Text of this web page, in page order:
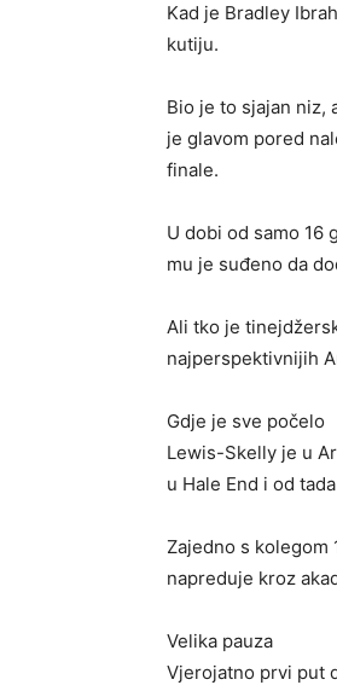
Kad je Bradley
kutiju.
Bio je to sjajan niz,
je glavom pored
finale.
U dobi od samo 16
mu je suđeno da
Ali tko je
najperspektivnijih
Gdje je sve počelo
Lewis-Skelly je u
u Hale End i od
Zajedno s
napreduje kroz
Velika pauza
Vjerojatno prvi put